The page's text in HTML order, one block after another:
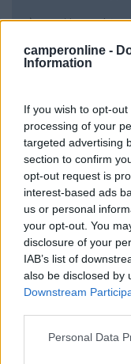
camperonline -
Information
If you wish to opt-
processing of your
targeted advertising
section to confirm
opt-out request is
interest-based ads
us or personal
your opt-out. You
disclosure of your
IAB’s list of
also be disclosed by
Downstream
Please note that
Personal Data
se è un problema
No,, nessun
suggerimenti,
alpinalf